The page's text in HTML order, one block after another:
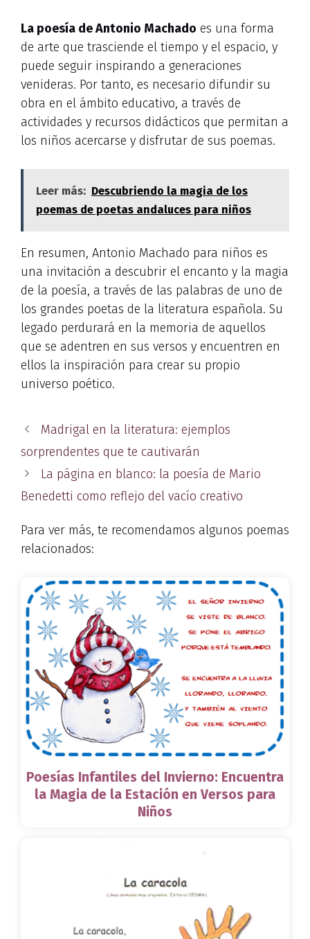
La poesía de Antonio Machado es una forma
de arte que trasciende el tiempo y el espacio, y
puede seguir inspirando a generaciones
venideras. Por tanto, es necesario difundir su
obra en el ámbito educativo, a través de
actividades y recursos didácticos que permitan a
los niños acercarse y disfrutar de sus poemas.
Leer más: Descubriendo la magia de los
poemas de poetas andaluces para niños
En resumen, Antonio Machado para niños es
una invitación a descubrir el encanto y la magia
de la poesía, a través de las palabras de uno de
los grandes poetas de la literatura española. Su
legado perdurará en la memoria de aquellos
que se adentren en sus versos y encuentren en
ellos la inspiración para crear su propio
universo poético.
Madrigal en la literatura: ejemplos
sorprendentes que te cautivarán
La página en blanco: la poesía de Mario
Benedetti como reflejo del vacío creativo
Para ver más, te recomendamos algunos poemas
relacionados:
Poesías Infantiles del Invierno: Encuentra
la Magia de la Estación en Versos para
Niños